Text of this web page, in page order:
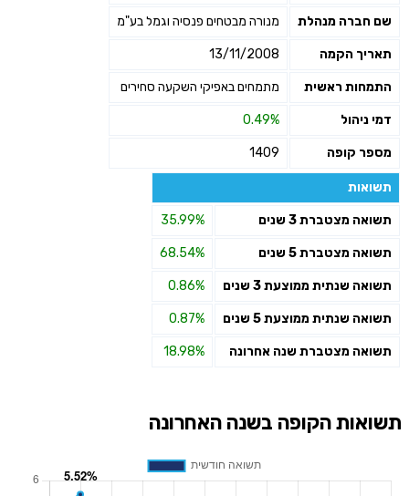
שם חברה מנהלת מנורה מבטחים פנסיה וגמל בע"מ
תאריך הקמה 13/11/2008
התמחות ראשית מתמחים באפיקי השקעה סחירים
דמי ניהול 0.49%
מספר קופה 1409
תשואות
תשואה מצטברת 3 שנים 35.99%
תשואה מצטברת 5 שנים 68.54%
תשואה שנתית ממוצעת 3 שנים 0.86%
תשואה שנתית ממוצעת 5 שנים 0.87%
תשואה מצטברת שנה אחרונה 18.98%
תשואות הקופה בשנה האחרונה